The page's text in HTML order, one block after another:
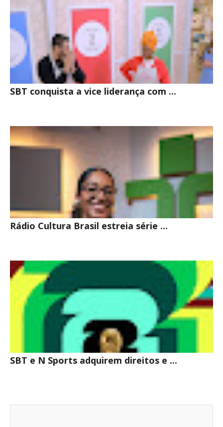
SBT conquista a vice liderança com ...
Rádio Cultura Brasil estreia série ...
SBT e N Sports adquirem direitos e ...